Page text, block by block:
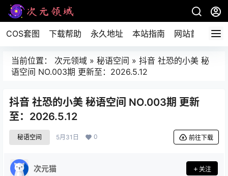
COS套图 下载帮助 永久地址 本站指南 网站首页
当前位置： 次元领域 » 秘语空间 » 抖音 社恐的小美 秘
语空间 NO.003期 更新至：2026.5.12
抖音 社恐的小美 秘语空间 NO.003期 更新
至：2026.5.12
秘语空间 5月31日 0 前往下载
次元猫 关注